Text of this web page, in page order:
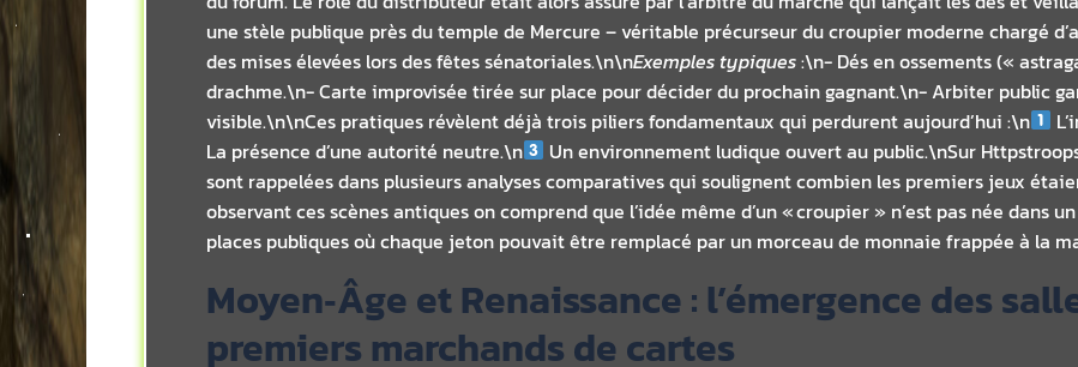
une stèle publique près du temple de Mercure – véritable précurseur du croupier moderne chargé
des mises élevées lors des fêtes sénatoriales.\n\nExemples typiques:\n- Dés en ossements («
drachme.\n- Carte improvisée tirée sur place pour décider du prochain gagnant.\n- Arbiter public
visible.\n\nCes pratiques révèlent déjà trois piliers fondamentaux qui perdurent aujourd’hui :\n
La présence d’une autorité neutre.\n
Un environnement ludique ouvert au public.\nSur
sont rappelées dans plusieurs analyses comparatives qui soulignent combien les premiers jeux
observant ces scènes antiques on comprend que l’idée même d’un « croupier » n’est pas née dans
places publiques où chaque jeton pouvait être remplacé par un morceau de monnaie frappée à la
Moyen‑Âge et Renaissance : l’émergence des
premiers marchands de cartes